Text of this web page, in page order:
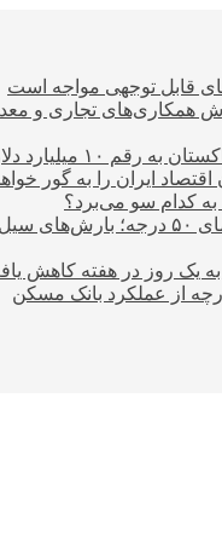
قابل توجهی مواجه است
همکاری‌های تجاری و
۱۰ میلیارد دلار
ایران را به گور
به کدام سو می‌برد؟
یک روز در هفته کاهش
از عملکرد بانک مسکن